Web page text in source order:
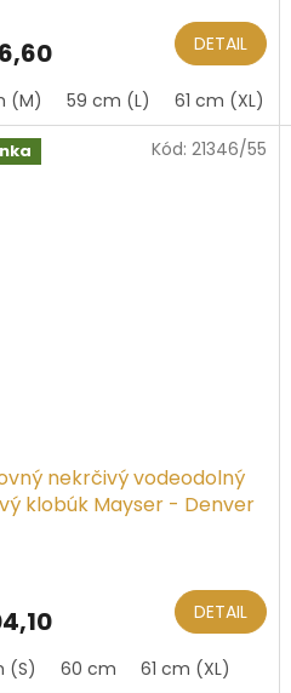
DETAIL
(M) 59 cm (L) 61 cm (XL)
nekrčivý vodeodolný
klobúk Mayser - Denver
DETAIL
(S) 60 cm 61 cm (XL)
Kód: 21346/55